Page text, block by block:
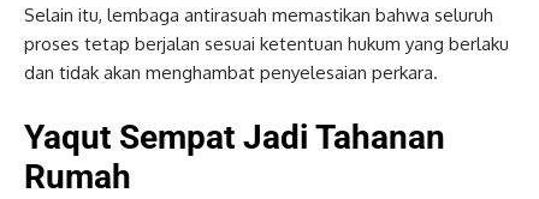
Selain itu, lembaga antirasuah memastikan bahwa seluruh
proses tetap berjalan sesuai ketentuan hukum yang berlaku
dan tidak akan menghambat penyelesaian perkara.
Yaqut Sempat Jadi Tahanan
Rumah